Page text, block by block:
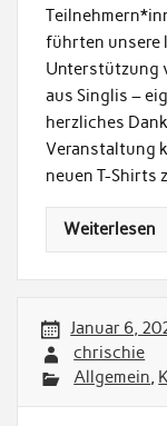
führten unsere
Unterstützung
aus Singlis –
herzliches
Veranstaltung
neuen T-Shirts
Weiterlesen
Januar 6,
chrischie
Allgemein,